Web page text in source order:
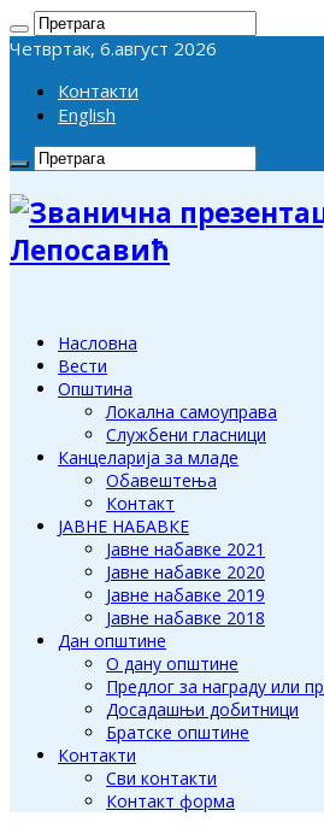
Четвртак, 6.август 2026
Контакти
English
Лепосавић
Насловна
Вести
Општина
Локална самоуправа
Службени гласници
Канцеларија за младе
Обавештења
Контакт
ЈАВНЕ НАБАВКЕ
Јавне набавке 2021
Јавне набавке 2020
Јавне набавке 2019
Јавне набавке 2018
Дан општине
О дану општине
Предлог за награду или
Досадашњи добитници
Братске општине
Контакти
Сви контакти
Контакт форма